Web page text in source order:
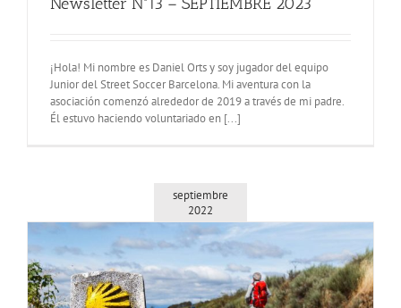
¡Hola! Mi nombre es Daniel Orts y soy jugador del equipo
Junior del Street Soccer Barcelona. Mi aventura con la
asociación comenzó alrededor de 2019 a través de mi padre.
Él estuvo haciendo voluntariado en [...]
septiembre
2022